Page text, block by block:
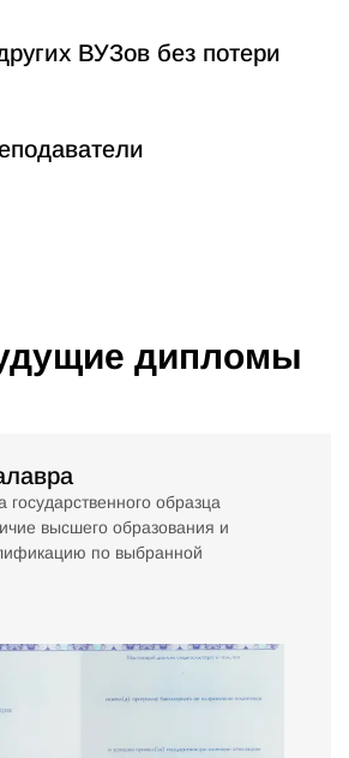
ВУЗов без потери
дипломы
образца
высшего образования и
по выбранной